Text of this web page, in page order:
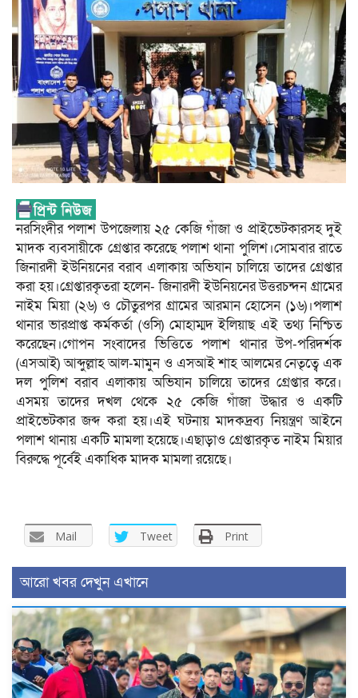
নরসিংদীর পলাশ উপজেলায় ২৫ কেজি গাঁজা ও প্রাইভেটকারসহ দুই
মাদক ব্যবসায়ীকে গ্রেপ্তার করেছে পলাশ থানা পুলিশ।সোমবার রাতে
জিনারদী ইউনিয়নের বরাব এলাকায় অভিযান চালিয়ে তাদের গ্রেপ্তার
করা হয়।গ্রেপ্তারকৃতরা হলেন- জিনারদী ইউনিয়নের উত্তরচন্দন গ্রামের
নাইম মিয়া (২৬) ও চৌতুরপর গ্রামের আরমান হোসেন (১৬)।পলাশ
থানার ভারপ্রাপ্ত কর্মকর্তা (ওসি) মোহাম্মদ ইলিয়াছ এই তথ্য নিশ্চিত
করেছেন।গোপন সংবাদের ভিত্তিতে পলাশ থানার উপ-পরিদর্শক
(এসআই) আব্দুল্লাহ আল-মামুন ও এসআই শাহ আলমের নেতৃত্বে এক
দল পুলিশ বরাব এলাকায় অভিযান চালিয়ে তাদের গ্রেপ্তার করে।
এসময় তাদের দখল থেকে ২৫ কেজি গাঁজা উদ্ধার ও একটি
প্রাইভেটকার জব্দ করা হয়।এই ঘটনায় মাদকদ্রব্য নিয়ন্ত্রণ আইনে
পলাশ থানায় একটি মামলা হয়েছে।এছাড়াও গ্রেপ্তারকৃত নাইম মিয়ার
বিরুদ্ধে পূর্বেই একাধিক মাদক মামলা রয়েছে।
Mail Tweet Print
আরো খবর দেখুন এখানে